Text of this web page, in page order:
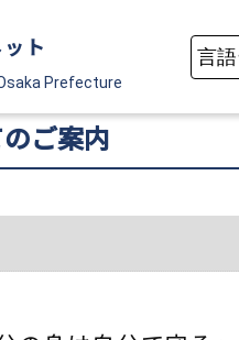
ト
Prefecture
ご案内